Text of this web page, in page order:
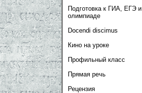
Подготовка к ГИА, ЕГЭ и
олимпиаде
Docendi discimus
Кино на уроке
Профильный класс
Прямая речь
Рецензия